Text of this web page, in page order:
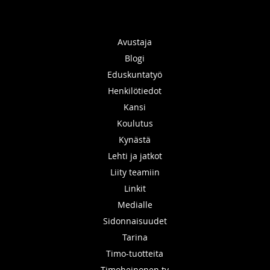
Avustaja
Blogi
Eduskuntatyö
Henkilötiedot
Kansi
Koulutus
Kynästä
Lehti ja jatkot
Liity teamiin
Linkit
Medialle
Sidonnaisuudet
Tarina
Timo-tuotteita